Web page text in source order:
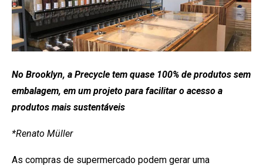
No Brooklyn, a Precycle tem quase 100% de produtos sem
embalagem, em um projeto para facilitar o acesso a
produtos mais sustentáveis
*Renato Müller
As compras de supermercado podem gerar uma